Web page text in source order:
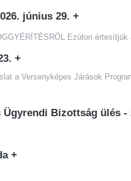
június 29. +
Ezúton
+
a Versenyképes Járások
Bizottság ülés -
+